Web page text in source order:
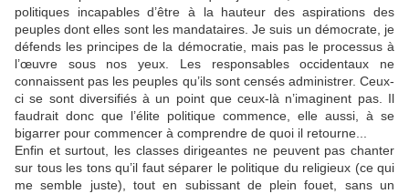
politiques incapables d’être à la hauteur des aspirations des
peuples dont elles sont les mandataires. Je suis un démocrate, je
défends les principes de la démocratie, mais pas le processus à
l’œuvre sous nos yeux. Les responsables occidentaux ne
connaissent pas les peuples qu’ils sont censés administrer. Ceux-
ci se sont diversifiés à un point que ceux-là n’imaginent pas. Il
faudrait donc que l’élite politique commence, elle aussi, à se
bigarrer pour commencer à comprendre de quoi il retourne...
Enfin et surtout, les classes dirigeantes ne peuvent pas chanter
sur tous les tons qu’il faut séparer le politique du religieux (ce qui
me semble juste), tout en subissant de plein fouet, sans un